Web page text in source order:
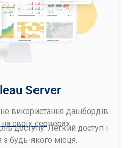
Server
використання дашбордів
на своїх серверах
доступу. Легкий доступ і
з будь-якого місця.